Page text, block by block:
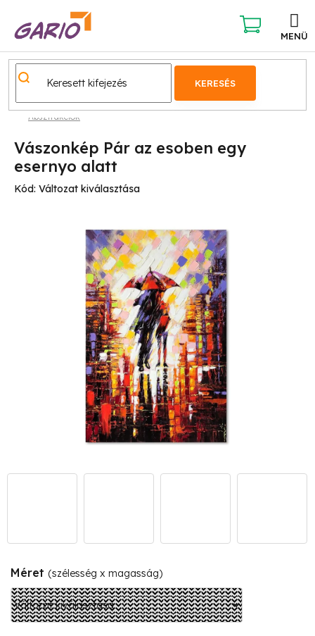
KERESÉS
KOSÁR
Absztrakciók
Vászonkép Pár az esoben egy
esernyo alatt
Kód: Változat kiválasztása
Méret (szélesség x magasság)